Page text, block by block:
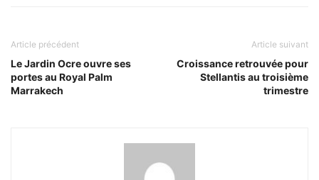
Article précédent
Le Jardin Ocre ouvre ses
portes au Royal Palm
Marrakech
Article suivant
Croissance retrouvée pour
Stellantis au troisième
trimestre